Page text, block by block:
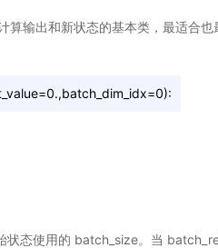
输出和新状态的基本类，最适合
态使用的 batch_size。当